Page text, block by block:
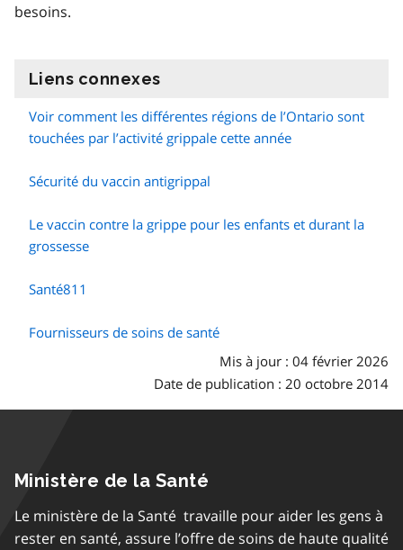
besoins.
Liens connexes
Voir comment les différentes régions de l’Ontario sont
touchées par l’activité grippale cette année
Sécurité du vaccin antigrippal
Le vaccin contre la grippe pour les enfants et durant la
grossesse
Santé811
Fournisseurs de soins de santé
Mis à jour : 04 février 2026
Date de publication : 20 octobre 2014
Ministère de la Santé
Le ministère de la Santé travaille pour aider les gens à
rester en santé, assure l’offre de soins de haute qualité